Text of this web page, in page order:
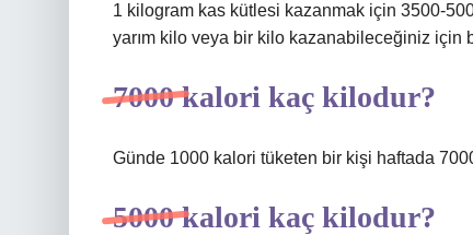
1 kilogram kas kütlesi kazanmak için 3500-
yarım kilo veya bir kilo kazanabileceğiniz için
7000 kalori kaç kilodur?
Günde 1000 kalori tüketen bir kişi haftada
5000 kalori kaç kilodur?